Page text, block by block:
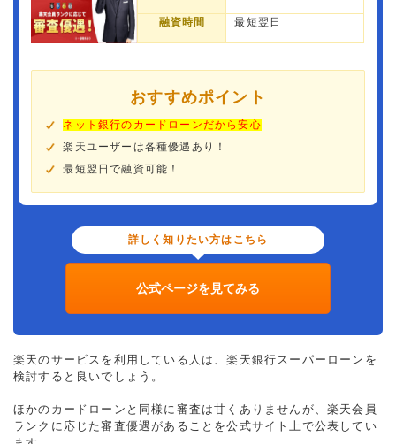
融資時間 最短翌日
おすすめポイント
ネット銀行のカードローンだから安心
楽天ユーザーは各種優遇あり！
最短翌日で融資可能！
詳しく知りたい方はこちら
公式ページを見てみる
楽天のサービスを利用している人は、楽天銀行スーパーローンを
検討すると良いでしょう。
ほかのカードローンと同様に審査は甘くありませんが、楽天会員
ランクに応じた審査優遇があることを公式サイト上で公表してい